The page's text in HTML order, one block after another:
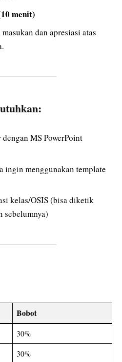
menit)
dan apresiasi atas
MS PowerPoint
ingin menggunakan template
kelas/OSIS (bisa diketik
sebelumnya)
Bobot
30%
30%